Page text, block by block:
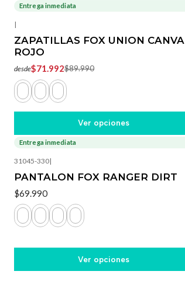
-20%
Entrega inmediata
|
ZAPATILLAS FOX UNION CANVA
ROJO
desde$71.992$89.990
Ver opciones
Entrega inmediata
31045-330|
PANTALON FOX RANGER DIRT
$69.990
Ver opciones